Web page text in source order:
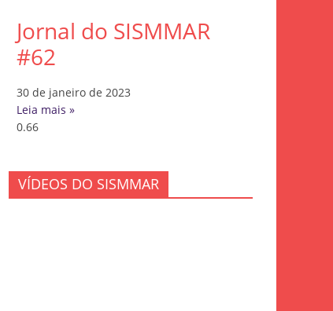
Jornal do SISMMAR
#62
30 de janeiro de 2023
Leia mais »
VÍDEOS DO SISMMAR